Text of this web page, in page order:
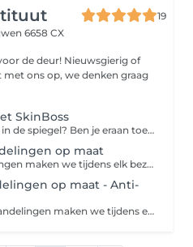
19
6658 CX
Nieuwsgierig of
ons op, we denken graag
SkinBoss
Kijk jij regelmatig ontevreden in de spiegel? Ben je eraan toe om een écht verschil te maken, maar zie je door de bomen het bos niet meer? Er is vaak zoveel meer mogelijk dan je denkt! Laat onze huidexperts jouw gids zijn en ervaar de verbluffende mogelijkheden die de nieuwste huidtechnologie vandaag de dag kan bieden.
op maat
Met onze SkinGym behandelingen maken we tijdens elk bezoek een behandeling op maat. Wat we precies gaan doen? Dat weten we van tevoren nooit, omdat ons behandelplan ter plekke speciaal voor jouw huidconditie gemaakt wordt. Persoonlijker wordt het niet en altijd verzekerd van een optimaal resultaat! Het enige wat jij hoeft te doen is jouw gewenste behandelduur uitkiezen, wij doen de rest! Altijd inclusief. Je betaalt dus nooit extra voor: Murad salonpeelings, waxen en verven, LED masker, massages en gezichtsmaskers
op maat - Anti-
Met onze Sepai SkinGym behandelingen maken we tijdens elk bezoek een behandeling op maat. Wat we precies gaan doen? Dat weten we van tevoren nooit, omdat ons behandelplan ter plekke speciaal voor jouw huidconditie gemaakt wordt. Persoonlijker wordt het niet en altijd verzekerd van een optimaal resultaat! Het enige wat jij hoeft te doen is jouw gewenste behandelduur uitkiezen, wij doen de rest! Altijd inclusief. Je betaalt dus nooit extra voor: Sepai salonpeelings, waxen en verven, LED masker, (bindweefsel)massages, RF deelbehandelingen en gezichtsmaskers